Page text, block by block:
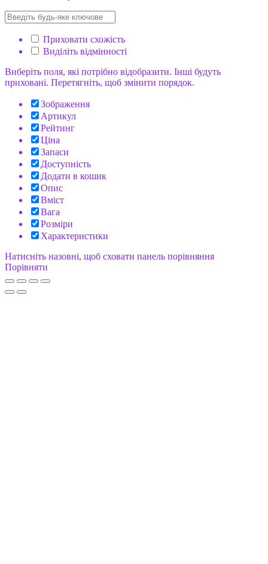
Приховати схожість
Виділіть відмінності
Виберіть поля, які потрібно відобразити. Інші будуть
приховані. Перетягніть, щоб змінити порядок.
Зображення
Артикул
Рейтинг
Ціна
Запаси
Доступність
Додати в кошик
Опис
Вміст
Вага
Розміри
Характеристики
Натисніть назовні, щоб сховати панель порівняння
Порівняти